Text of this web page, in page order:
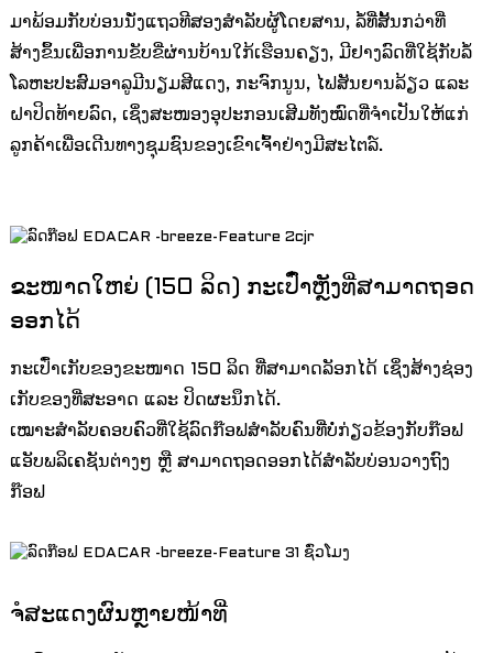
ມາພ້ອມກັບບ່ອນນັ່ງແຖວທີສອງສຳລັບຜູ້ໂດຍສານ, ລໍ້ທີ່ສັ້ນກວ່າທີ່
ສ້າງຂຶ້ນເພື່ອການຂັບຂີ່ຜ່ານບ້ານໃກ້ເຮືອນຄຽງ, ມີຢາງລົດທີ່ໃຊ້ກັບລໍ້
ໂລຫະປະສົມອາລູມີນຽມສີແດງ, ກະຈົກນູນ, ໄຟສັນຍານລ້ຽວ ແລະ
ຝາປິດທ້າຍລົດ, ເຊິ່ງສະໜອງອຸປະກອນເສີມທັງໝົດທີ່ຈຳເປັນໃຫ້ແກ່
ລູກຄ້າເພື່ອເດີນທາງຊຸມຊົນຂອງເຂົາເຈົ້າຢ່າງມີສະໄຕລ໌.
ຂະໜາດໃຫຍ່ (150 ລິດ) ກະເປົ໋າຫຼັງທີ່ສາມາດຖອດ
ອອກໄດ້
ກະເປົ໋າເກັບຂອງຂະໜາດ 150 ລິດ ທີ່ສາມາດລັອກໄດ້ ເຊິ່ງສ້າງຊ່ອງ
ເກັບຂອງທີ່ສະອາດ ແລະ ປິດຜະນຶກໄດ້.
ເໝາະສຳລັບຄອບຄົວທີ່ໃຊ້ລົດກ໊ອຟສຳລັບຄົນທີ່ບໍ່ກ່ຽວຂ້ອງກັບກ໊ອຟ
ແອັບພລິເຄຊັນຕ່າງໆ ຫຼື ສາມາດຖອດອອກໄດ້ສຳລັບບ່ອນວາງຖົງ
ກ໊ອຟ
ຈໍສະແດງຜົນຫຼາຍໜ້າທີ່